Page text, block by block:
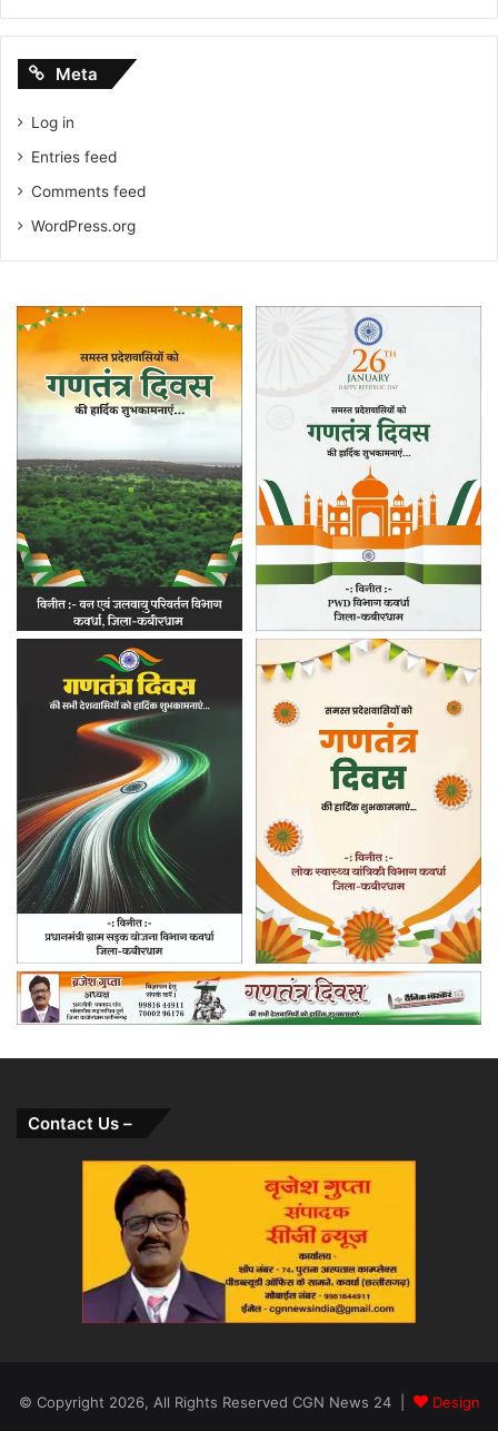
Meta
Log in
Entries feed
Comments feed
WordPress.org
Contact Us –
© Copyright 2026, All Rights Reserved CGN News 24 |
Design